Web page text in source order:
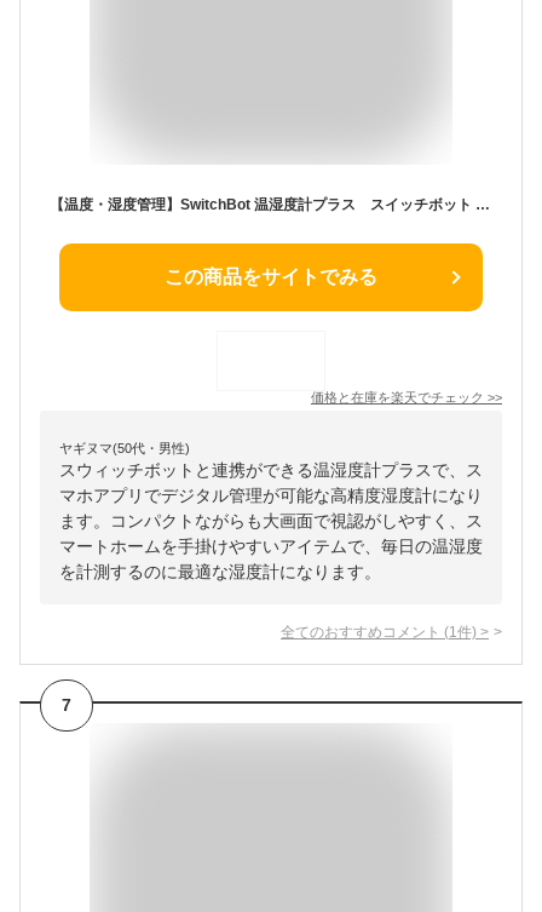
【温度・湿度管理】SwitchBot 温湿度計プラス スイッチボット スマホで温度湿度管理 デジタル 高精度 コンパクト 大画面 温度 湿度 アラーム 顔マーク グラフ記録 スマートホーム 梅雨（W2201500）
この商品をサイトでみる
価格と在庫を楽天でチェック >>
ヤギヌマ(50代・男性)
スウィッチボットと連携ができる温湿度計プラスで、ス
マホアプリでデジタル管理が可能な高精度湿度計になり
ます。コンパクトながらも大画面で視認がしやすく、ス
マートホームを手掛けやすいアイテムで、毎日の温湿度
を計測するのに最適な湿度計になります。
全てのおすすめコメント (1 件) >
7